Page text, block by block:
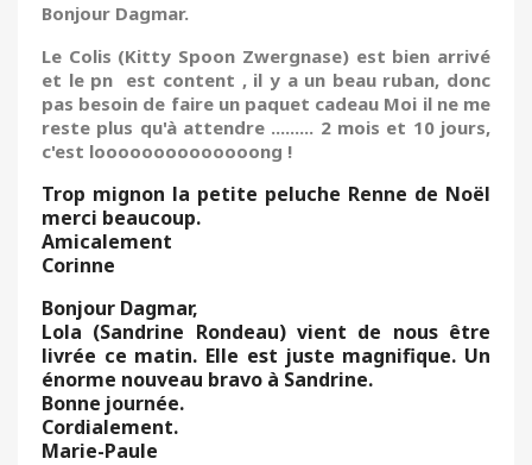
Bonjour Dagmar.
Le Colis (Kitty Spoon Zwergnase) est bien arrivé
et le pn est content , il y a un beau ruban, donc
pas besoin de faire un paquet cadeau Moi il ne me
reste plus qu'à attendre ......... 2 mois et 10 jours,
c'est loooooooooooooong !
Trop mignon la petite peluche Renne de Noël
merci beaucoup.
Amicalement
Corinne
Bonjour Dagmar,
Lola (Sandrine Rondeau) vient de nous être
livrée ce matin. Elle est juste magnifique. Un
énorme nouveau bravo à Sandrine.
Bonne journée.
Cordialement.
Marie-Paule